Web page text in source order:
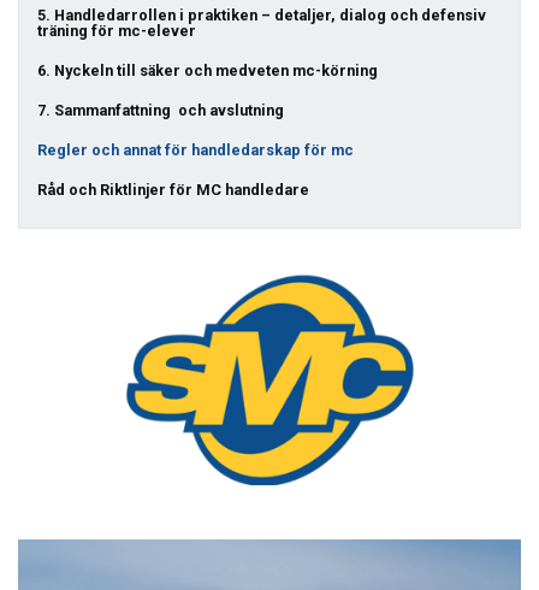
5. Handledarrollen i praktiken – detaljer, dialog och defensiv
träning för mc-elever
6. Nyckeln till säker och medveten mc-körning
7. Sammanfattning och avslutning
Regler och annat för handledarskap för mc
Råd och Riktlinjer för MC handledare